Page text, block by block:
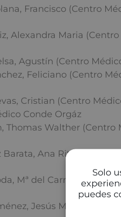
Solo
puedes
Francisco (Centro
Alexandra Maria
Agustín (Centro
Feliciano (Centro
Cristian (Centro
Conde Orgáz
Thomas Walther (Centro
Barata, Ana Rita (Centro
Mª del Carmen
Jesús Miguel